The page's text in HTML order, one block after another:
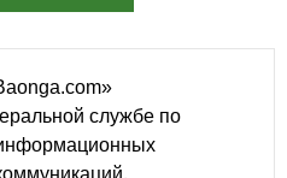
службе по